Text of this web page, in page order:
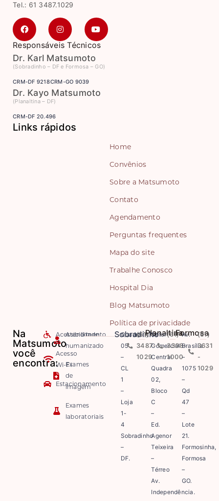
Tel.: 61 3487.1029
Responsáveis Técnicos
Dr. Karl Matsumoto
(Sobradinho – DF e Formosa – GO)
CRM-DF 9218CRM-GO 9039
Dr. Kayo Matsumoto
(Planaltina – DF)
CRM-DF 20.496
Links rápidos
Home
Convênios
Sobre a Matsumoto
Contato
Agendamento
Perguntas frequentes
Mapa do site
Trabalhe Conosco
Hospital Dia
Blog Matsumoto
Política de privacidade
Na
Matsumoto
você
encontra:
Acessibilidade
Acesso
Wi-Fi
Estacionamento
Atendimento
humanizado
Exames
de
imagem
Exames
laboratoriais
Sobradinho
Quadra
05
–
CL
1
–
Loja
1-
4
Sobradinho
–
DF.
(61)
3487-
1029
Planaltina
Setor
Comercial
Central
Quadra
02,
Bloco
C
–
Ed.
Agenor
Teixeira
–
Térreo
Av.
Independência.
(61)
3308-
1000
Formosa
Av.
Brasília
–
1075
–
Qd
47
–
Lote
21.
Formosinha,
Formosa
–
GO.
(61)
3631
-
1029